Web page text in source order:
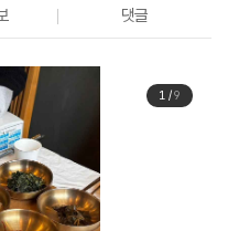
댓글
1/9